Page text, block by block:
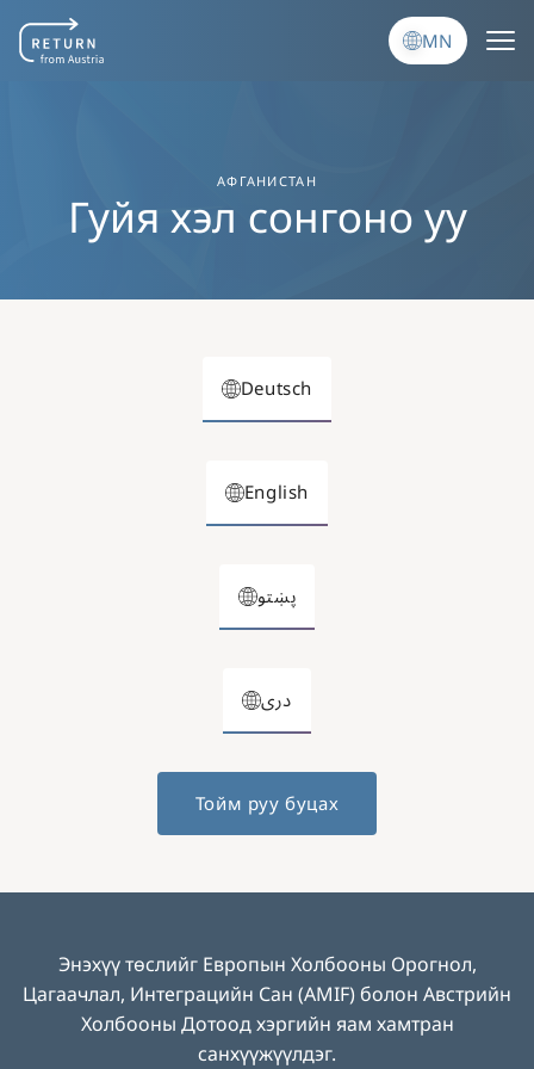
MN
АФГАНИСТАН
Гуйя хэл сонгоно уу
Deutsch
English
پښتو
دری
Тойм руу буцах
Энэхүү төслийг Европын Холбооны Орогнол,
Цагаачлал, Интеграцийн Сан (AMIF) болон Австрийн
Холбооны Дотоод хэргийн яам хамтран
санхүүжүүлдэг.